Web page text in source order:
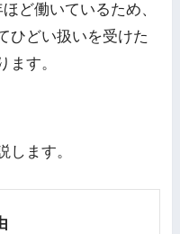
ど働いているため、
ひどい扱いを受けた
ます。
します。